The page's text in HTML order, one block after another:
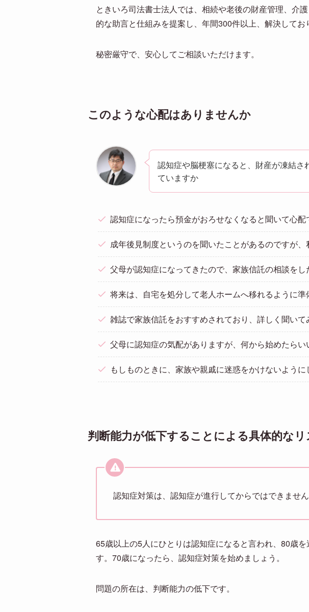
ときいろ司法書士法人では、相続や老後の財産管理、介
的な助言と仕組みを提案し、年間300件以上、解決して
秘密厳守で、安心してご相談いただけます。
このような心配はありませんか
認知症や脳梗塞になると、財産が凍結さ
ていますか
認知症になったら預金がおろせなくなると聞いて心配
成年後見制度というのを聞いたことがあるのですが
父母が認知症になってきたので、家族信託の相談をし
将来は、自宅を処分して老人ホームへ移れるように準
雑誌で家族信託をおすすめされており、詳しく聞いて
父母に認知症の気配がありますが、何から始めたらい
もしものときに、家族や親戚に迷惑をかけないように
判断能力が低下することによる具体的なリ
認知症対策は、認知症が進行してからではできません
65歳以上の5人にひとりは認知症になると言われ、80歳
す。70歳になったら、認知症対策を始めましょう。
問題の所在は、判断能力の低下です。